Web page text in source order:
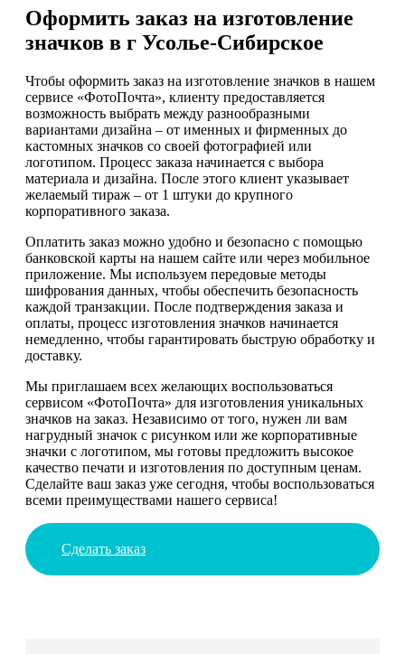
Оформить заказ на изготовление
значков в г Усолье-Сибирское
Чтобы оформить заказ на изготовление значков в нашем
сервисе «ФотоПочта», клиенту предоставляется
возможность выбрать между разнообразными
вариантами дизайна – от именных и фирменных до
кастомных значков со своей фотографией или
логотипом. Процесс заказа начинается с выбора
материала и дизайна. После этого клиент указывает
желаемый тираж – от 1 штуки до крупного
корпоративного заказа.
Оплатить заказ можно удобно и безопасно с помощью
банковской карты на нашем сайте или через мобильное
приложение. Мы используем передовые методы
шифрования данных, чтобы обеспечить безопасность
каждой транзакции. После подтверждения заказа и
оплаты, процесс изготовления значков начинается
немедленно, чтобы гарантировать быструю обработку и
доставку.
Мы приглашаем всех желающих воспользоваться
сервисом «ФотоПочта» для изготовления уникальных
значков на заказ. Независимо от того, нужен ли вам
нагрудный значок с рисунком или же корпоративные
значки с логотипом, мы готовы предложить высокое
качество печати и изготовления по доступным ценам.
Сделайте ваш заказ уже сегодня, чтобы воспользоваться
всеми преимуществами нашего сервиса!
Сделать заказ